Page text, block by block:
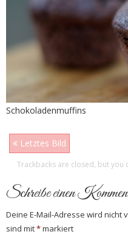
Schokoladenmuffins
Letztes Bild
Trackbacks are closed, but you
Schreibe einen
Deine E-Mail-Adresse wird nicht
sind mit*markiert